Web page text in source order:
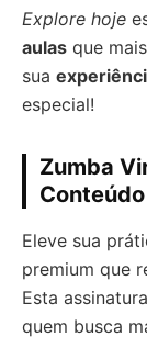
Explore hoje
aulas que
sua
especial!
Zumba
Eleve sua
premium que
Esta
quem busca